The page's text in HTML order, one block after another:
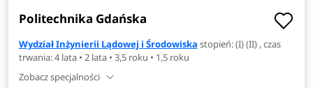
Politechnika Gdańska
Wydział Inżynierii Lądowej i Środowiska stopień: (I) (II) , czas
trwania: 4 lata • 2 lata • 3,5 roku • 1,5 roku
Zobacz specjalności